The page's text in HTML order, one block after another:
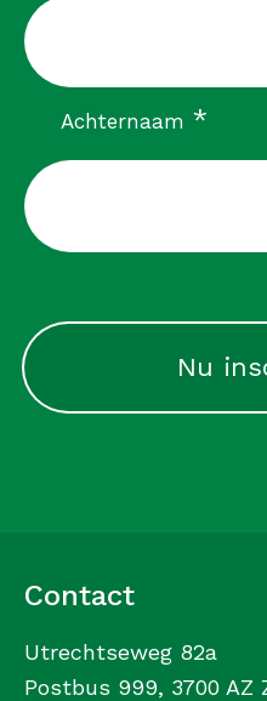
Achternaam *
Contact
Utrechtseweg 82a
Postbus 999, 3700 AZ